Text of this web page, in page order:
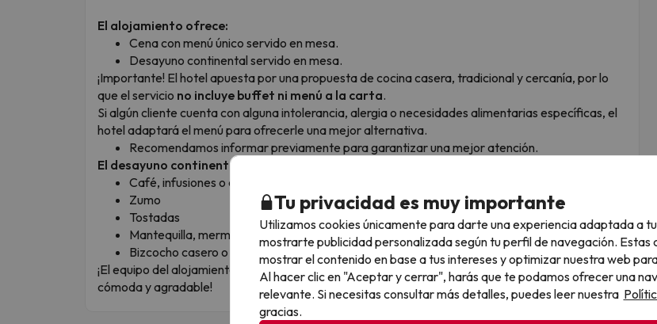
El alojamiento ofrece:
Cena con menú único servido en mesa.
Desayuno continental servido en mesa.
¡Importante! El hotel apuesta por una propuesta de cocina casera, tradicional y cercanía, por lo
que el servicio no incluye buffet ni menú a la carta.
Si algún cliente cuenta con alguna intolerancia, alergia o necesidades alimentarias específicas, el
hotel adaptará el menú para ofrecerle una mejor alternativa.
Recomendamos informar previamente para garantizar una mejor atención.
El desayuno continental incluye:
Café, infusiones o cacao
Zumo
Tostadas
Mantequilla, mermelada y miel
Bizcocho casero o bollería similar.
¡El equipo del alojamiento estará encantado de ayudaros para que disfrutéis de una estancia
cómoda y agradable!
Tu privacidad es muy importante
Utilizamos cookies únicamente para darte una experiencia adaptada a
mostrarte publicidad personalizada según tu perfil de navegación. Estas
mostrar el contenido en base a tus intereses y optimizar nuestra web
Al hacer clic en "Aceptar y cerrar", harás que te podamos ofrecer una
relevante. Si necesitas consultar más detalles, puedes leer nuestra
gracias.